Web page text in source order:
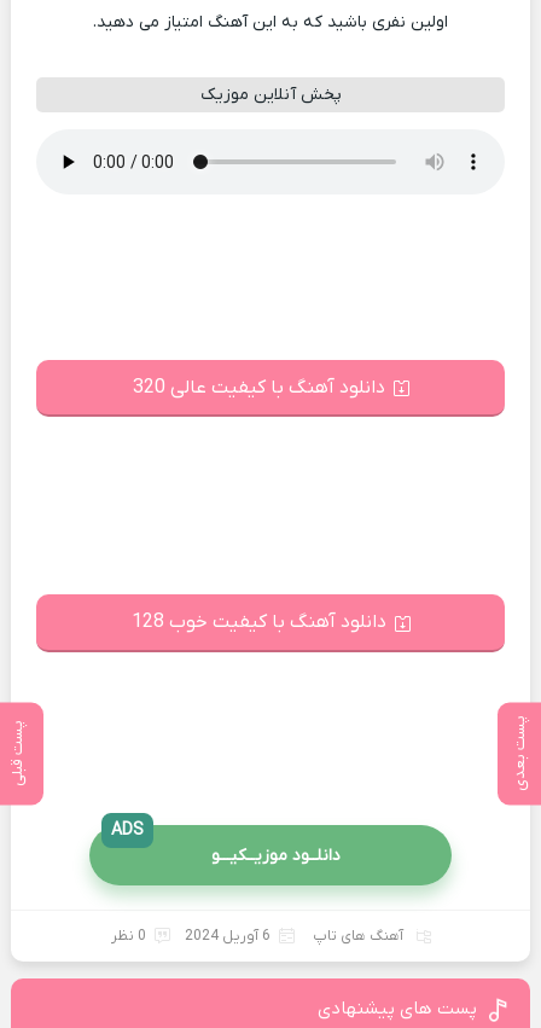
پست بعدی پست قبلی
اولین نفری باشید که به این آهنگ امتیاز می دهید.
پخش آنلاین موزیک
دانلود آهنگ با کیفیت عالی 320
دانلود آهنگ با کیفیت خوب 128
دانلــود موزیــکیـــو
ADS
آهنگ های تاپ 6 آوریل 2024 0 نظر
پست های پیشنهادی